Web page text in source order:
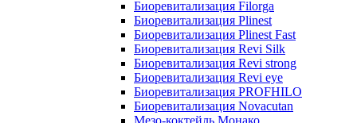
Биоревитализация Filorga
Биоревитализация Plinest
Биоревитализация Plinest Fast
Биоревитализация Revi Silk
Биоревитализация Revi strong
Биоревитализация Revi eye
Биоревитализация PROFHILO
Биоревитализация Novacutan
Мезо-коктейль Монако